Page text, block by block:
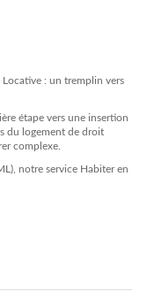
: un tremplin vers
étape vers une insertion
du logement de droit
complexe.
notre service Habiter en